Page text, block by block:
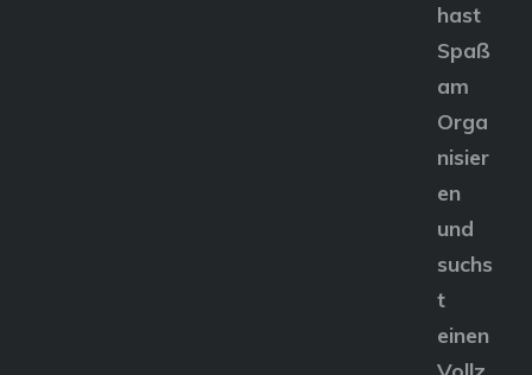
hast
Spaß
am
Orga
nisier
en
und
suchs
t
einen